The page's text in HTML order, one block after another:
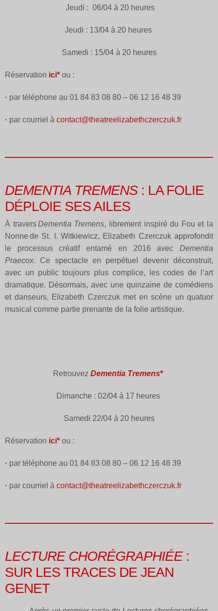
Jeudi : 06/04 à 20 heures
Jeudi : 13/04 à 20 heures
Samedi : 15/04 à 20 heures
Réservation ici* ou :
· par téléphone au 01 84 83 08 80 – 06 12 16 48 39
· par courriel à contact@theatreelizabethczerczuk.fr
DEMENTIA TREMENS: LA FOLIE
DÉPLOIE SES AILES
À traversDementia Tremens, librement inspiré du Fou et la
Nonne de St. I. Witkiewicz, Elizabeth Czerczuk approfondit
le processus créatif entamé en 2016 avec Dementia
Praecox. Ce spectacle en perpétuel devenir déconstruit,
avec un public toujours plus complice, les codes de l’art
dramatique. Désormais, avec une quinzaine de comédiens
et danseurs, Elizabeth Czerczuk met en scène un quatuor
musical comme partie prenante de la folie artistique.
Retrouvez Dementia Tremens*
Dimanche : 02/04 à 17 heures
Samedi 22/04 à 20 heures
Réservation ici* ou :
· par téléphone au 01 84 83 08 80 – 06 12 16 48 39
· par courriel à contact@theatreelizabethczerczuk.fr
LECTURE CHORÉGRAPHIÉE:
SUR LES TRACES DE JEAN
GENET